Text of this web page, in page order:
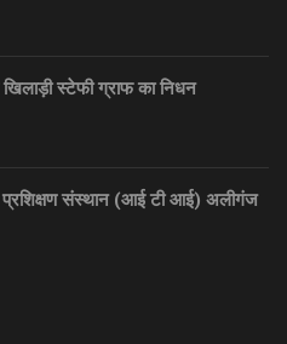
स्टेफी ग्राफ का निधन
प्रशिक्षण संस्थान (आई टी आई) अलीगंज